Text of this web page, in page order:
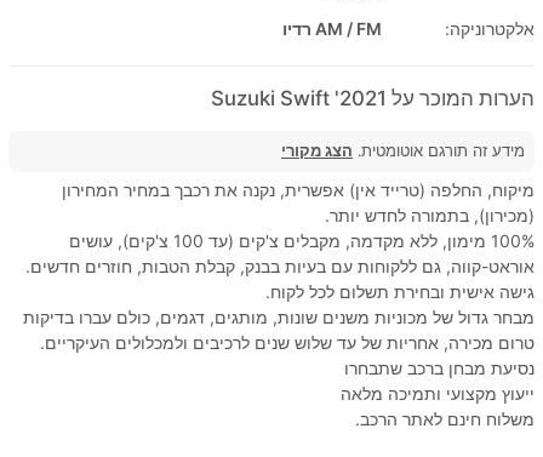
אלקטרוניקה:
AM / FM רדיו
הערות המוכר על 2021' Suzuki Swift
מידע זה תורגם אוטומטית. הצג מקורי
מיקוח, החלפה (טרייד אין) אפשרית, נקנה את רכבך במחיר המחירון
(מכירון), בתמורה לחדש יותר.
100% מימון, ללא מקדמה, מקבלים צ'קים (עד 100 צ'קים), עושים
אוראט-קווה, גם ללקוחות עם בעיות בבנק, קבלת הטבות, חוזרים חדשים.
גישה אישית ובחירת תשלום לכל לקוח.
מבחר גדול של מכוניות משנים שונות, מותגים, דגמים, כולם עברו בדיקות
טרום מכירה, אחריות של עד שלוש שנים לרכיבים ולמכלולים העיקריים.
נסיעת מבחן ברכב שתבחרו
ייעוץ מקצועי ותמיכה מלאה
משלוח חינם לאתר הרכב.